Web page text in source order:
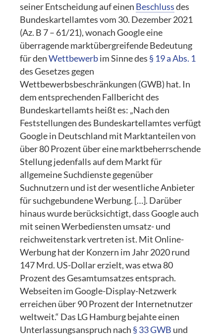
seiner Entscheidung auf einen Beschlussdes
Bundeskartellamtes vom 30. Dezember 2021
(Az. B 7 – 61/21), wonach Google eine
überragende marktübergreifende Bedeutung
für denWettbewerbim Sinne des § 19 a Abs. 1
des Gesetzes gegen
Wettbewerbsbeschränkungen (GWB) hat. In
dem entsprechenden Fallbericht des
Bundeskartellamts heißt es: „Nach den
Feststellungen des Bundeskartellamtes verfügt
Google in Deutschland mit Marktanteilen von
über 80 Prozent über eine marktbeherrschende
Stellung jedenfalls auf dem Markt für
allgemeine Suchdienste gegenüber
Suchnutzern und ist der wesentliche Anbieter
für suchgebundene Werbung. […]. Darüber
hinaus wurde berücksichtigt, dass Google auch
mit seinen Werbediensten umsatz- und
reichweitenstark vertreten ist. Mit Online-
Werbung hat der Konzern im Jahr 2020 rund
147 Mrd. US-Dollar erzielt, was etwa 80
Prozent des Gesamtumsatzes entsprach.
Webseiten im Google-Display-Netzwerk
erreichen über 90 Prozent der Internetnutzer
weltweit.“ Das LG Hamburg bejahte einen
Unterlassungsanspruch nach § 33 GWB und